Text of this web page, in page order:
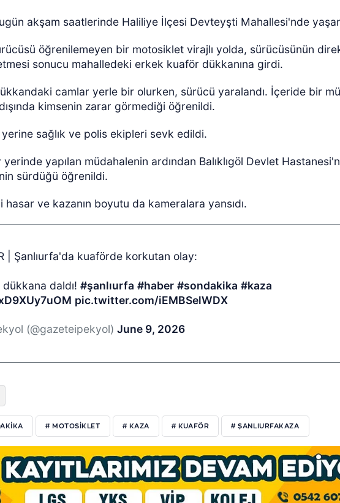
akşam saatlerinde Haliliye İlçesi Devteyşti Mahallesi'nde
öğrenilemeyen bir motosiklet virajlı yolda, sürücüsünün
sonucu mahalledeki erkek kuaför dükkanına girdi.
camlar yerle bir olurken, sürücü yaralandı. İçeride bir
kimsenin zarar görmediği öğrenildi.
sağlık ve polis ekipleri sevk edildi.
yapılan müdahalenin ardından Balıklıgöl Devlet
sürdüğü öğrenildi.
ve kazanın boyutu da kameralara yansıdı.
| Şanlıurfa'da kuaförde korkutan olay:
dükkana daldı!#şanlıurfa #haber #sondakika #kaza
pic.twitter.com/iEMBSelWDX
(@gazeteipekyol) June 9, 2026
# MOTOSİKLET # KAZA # KUAFÖR # ŞANLIURFAKAZA
ÖZEL HABER